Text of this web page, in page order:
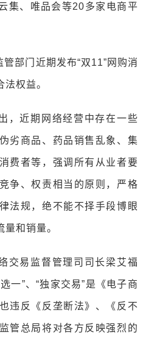
集、唯品会等20多家电商平
部门近期发布“双11”网购消
权益。
，近期网络经营中存在一些
劣商品、药品销售乱象、集
费者等，强调所有从业者要
争、权责相当的原则，严格
法规，绝不能不择手段博眼
和销量。
交易监督管理司司长梁艾福
一”、“独家交易”是《电子商
违反《反垄断法》、《反不
管总局将对各方反映强烈的